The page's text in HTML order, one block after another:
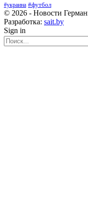
#украина #футбол
© 2026 - Новости
Разработка: sait.by
Sign in